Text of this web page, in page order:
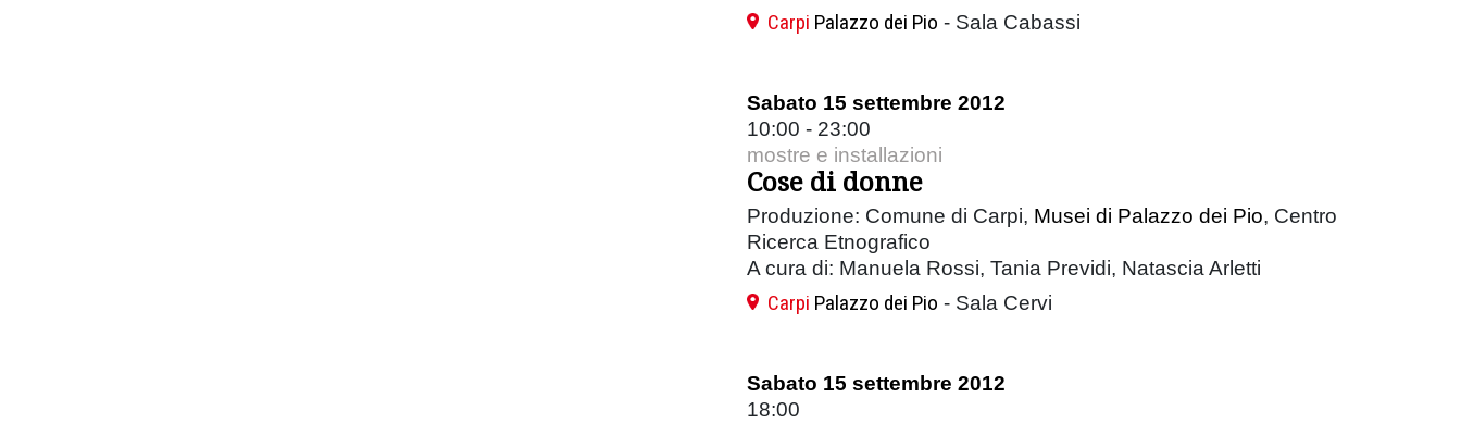
Carpi Palazzo dei Pio - Sala Cabassi
Sabato 15 settembre 2012
10:00 - 23:00
mostre e installazioni
Cose di donne
Produzione: Comune di Carpi, Musei di Palazzo dei Pio, Centro
Ricerca Etnografico
A cura di: Manuela Rossi, Tania Previdi, Natascia Arletti
Carpi Palazzo dei Pio - Sala Cervi
Sabato 15 settembre 2012
18:00